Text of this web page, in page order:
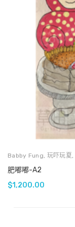
Babby Fung 玩吓玩夏
肥嘟嘟-A2
$1,200.00